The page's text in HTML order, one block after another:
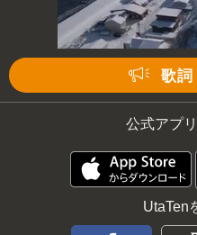
次の動画まで 3
歌詞
公式アプ
UtaTen